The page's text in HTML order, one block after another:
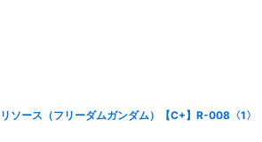
リソース（フリーダムガンダム）【C+】R-008〈1〉